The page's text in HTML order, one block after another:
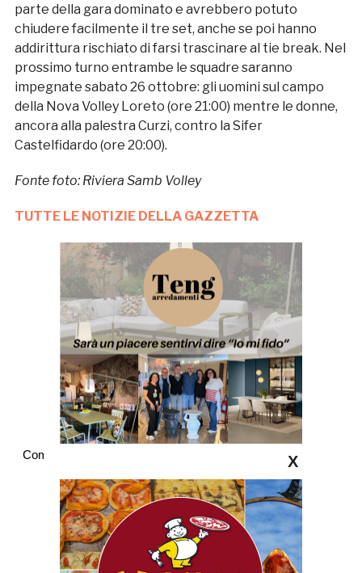
parte della gara dominato e avrebbero potuto
chiudere facilmente il tre set, anche se poi hanno
addirittura rischiato di farsi trascinare al tie break. Nel
prossimo turno entrambe le squadre saranno
impegnate sabato 26 ottobre: gli uomini sul campo
della Nova Volley Loreto (ore 21:00) mentre le donne,
ancora alla palestra Curzi, contro la Sifer
Castelfidardo (ore 20:00).
Fonte foto: Riviera Samb Volley
TUTTE LE NOTIZIE DELLA GAZZETTA
Commenti X